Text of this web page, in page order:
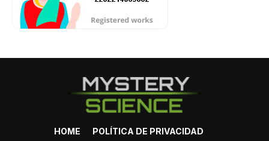
HOME
POLÍTICA DE PRIVACIDAD